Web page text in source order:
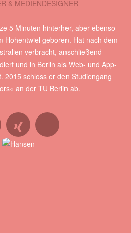
& MEDIENDESIGNER
5 Minuten hinterher, aber ebenso
Hohentwiel geboren. Hat nach dem
verbracht, anschließend
und in Berlin als Web- und App-
2015 schloss er den Studiengang
an der TU Berlin ab.